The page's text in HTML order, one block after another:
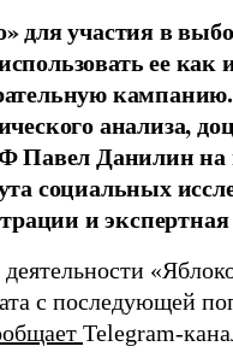
для участия в
ее как
анализа,
Павел Данилин
социальных
и
с последующей
Telegram-